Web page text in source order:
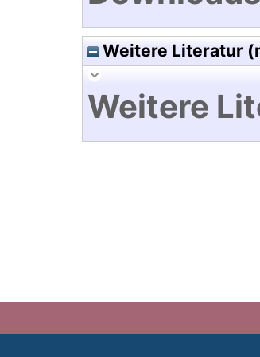
Weitere Literatur
Weitere